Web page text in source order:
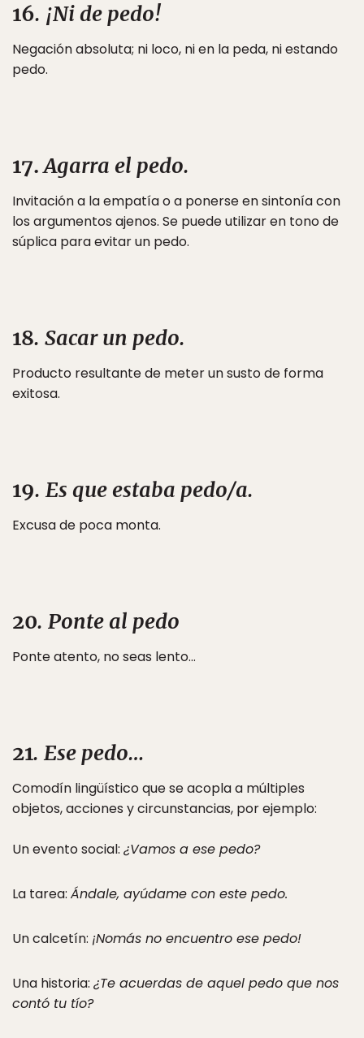
16. ¡Ni de pedo!
Negación absoluta; ni loco, ni en la peda, ni estando
pedo.
17.Agarra el pedo.
Invitación a la empatía o a ponerse en sintonía con
los argumentos ajenos. Se puede utilizar en tono de
súplica para evitar un pedo.
18. Sacar un pedo.
Producto resultante de meter un susto de forma
exitosa.
19. Es que estaba pedo/a.
Excusa de poca monta.
20. Ponte al pedo
Ponte atento, no seas lento…
21. Ese pedo…
Comodín lingüístico que se acopla a múltiples
objetos, acciones y circunstancias, por ejemplo:
Un evento social: ¿Vamos a ese pedo?
La tarea: Ándale, ayúdame con este pedo.
Un calcetín: ¡Nomás no encuentro ese pedo!
Una historia: ¿Te acuerdas de aquel pedo que nos
contó tu tío?